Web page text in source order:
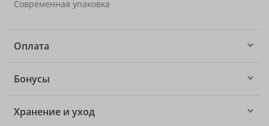
Современная упаковка
Оплата
Бонусы
Хранение и уход